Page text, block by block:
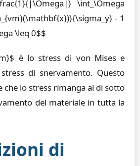
\int_\Omega
- 1
\leq 0$$
è lo stress di von Mises e
di snervamento. Questo
che lo stress rimanga al di sotto
del materiale in tutta la
di